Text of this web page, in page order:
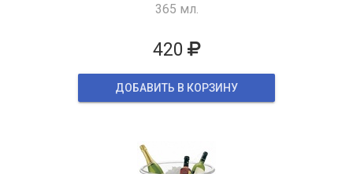
365 мл.
420
ДОБАВИТЬ В КОРЗИНУ